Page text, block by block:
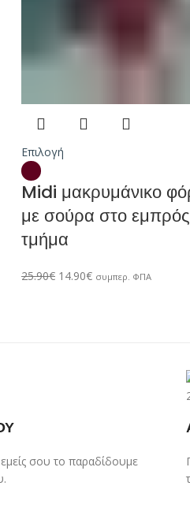
Επιλογή
Midi μακρυμάνικο
με σούρα στο εμπρός
τμήμα
25.90€ 14.90€ συμπερ. ΦΠΑ
σου το παραδίδουμε